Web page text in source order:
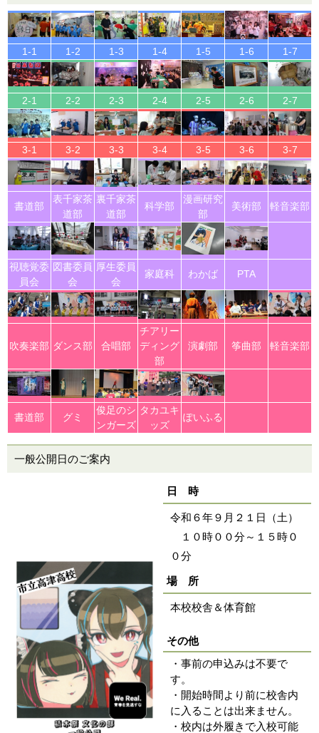
1-1 1-2 1-3 1-4 1-5 1-6 1-7
2-1 2-2 2-3 2-4 2-5 2-6 2-7
3-1 3-2 3-3 3-4 3-5 3-6 3-7
書道部
表千家茶
道部
裏千家茶
道部
科学部
漫画研究
部
美術部 軽音楽部
視聴覚委
員会
図書委員
会
厚生委員
会
家庭科 わかば PTA
吹奏楽部 ダンス部 合唱部
チアリー
ディング
部
演劇部 筝曲部 軽音楽部
書道部 グミ
俊足のシ
ンガーズ
タカユキ
ッズ
ぽいふる
一般公開日のご案内
日 時
令和６年９月２１日（土）
１０時００分～１５時０
０分
場 所
本校校舎＆体育館
その他
・事前の申込みは不要で
す。
・開始時間より前に校舎内
に入ることは出来ません。
・校内は外履きで入校可能